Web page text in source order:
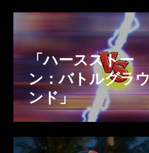
「ハースストー
ン：バトルグラウ
ンド」